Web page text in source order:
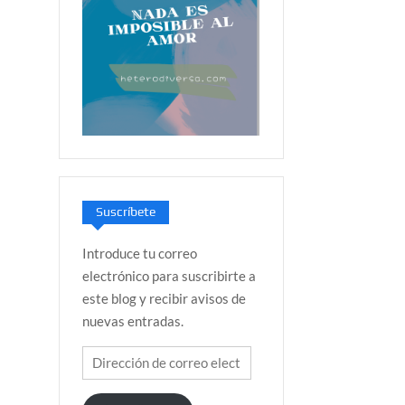
Suscríbete
Introduce tu correo
electrónico para suscribirte a
este blog y recibir avisos de
nuevas entradas.
Dirección
de
correo